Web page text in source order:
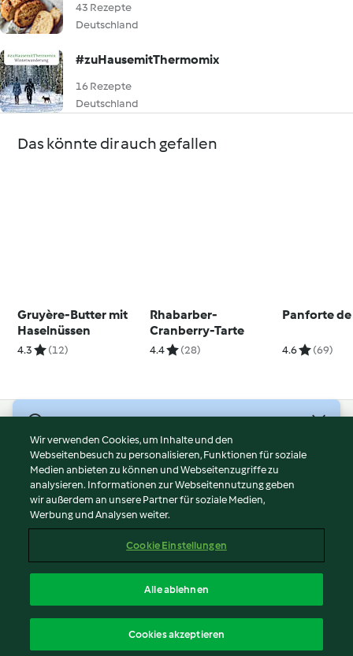
43 Rezepte
Deutschland
#zuHausemitThermomix
16 Rezepte
Deutschland
Das könnte dir auch gefallen
Gruyère-Butter mit
Haselnüssen
4.3 (12)
Rhabarber-
Cranberry-Tarte
4.4 (28)
Panforte de
4.6 (69)
Nutzungsbedingungen
Datenschutzrichtlinien
Disclaimer
Impressum
Inhalt melden
Erklärung zur Barrierefreiheit
Wir verwenden Cookies, um Inhalte und den
Webseitenbesuch zu personalisieren, Funktionen für soziale
Medien anbieten zu können und Webseitenzugriffe zu
analysieren. Informationen zur Webseitennutzung geben
wir außerdem an unsere Partner für soziale Medien,
Werbung und Analysen weiter.
Cookie Einstellungen
Alle ablehnen
Cookies akzeptieren